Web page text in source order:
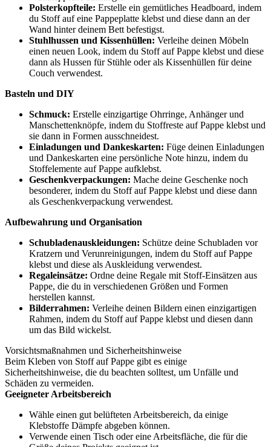
Polsterkopfteile: Erstelle ein gemütliches Headboard, indem
du Stoff auf eine Pappeplatte klebst und diese dann an der
Wand hinter deinem Bett befestigst.
Stuhlhussen und Kissenhüllen: Verleihe deinen Möbeln
einen neuen Look, indem du Stoff auf Pappe klebst und diese
dann als Hussen für Stühle oder als Kissenhüllen für deine
Couch verwendest.
Basteln und DIY
Schmuck: Erstelle einzigartige Ohrringe, Anhänger und
Manschettenknöpfe, indem du Stoffreste auf Pappe klebst und
sie dann in Formen ausschneidest.
Einladungen und Dankeskarten: Füge deinen Einladungen
und Dankeskarten eine persönliche Note hinzu, indem du
Stoffelemente auf Pappe aufklebst.
Geschenkverpackungen: Mache deine Geschenke noch
besonderer, indem du Stoff auf Pappe klebst und diese dann
als Geschenkverpackung verwendest.
Aufbewahrung und Organisation
Schubladenauskleidungen: Schütze deine Schubladen vor
Kratzern und Verunreinigungen, indem du Stoff auf Pappe
klebst und diese als Auskleidung verwendest.
Regaleinsätze: Ordne deine Regale mit Stoff-Einsätzen aus
Pappe, die du in verschiedenen Größen und Formen
herstellen kannst.
Bilderrahmen: Verleihe deinen Bildern einen einzigartigen
Rahmen, indem du Stoff auf Pappe klebst und diesen dann
um das Bild wickelst.
Vorsichtsmaßnahmen und Sicherheitshinweise
Beim Kleben von Stoff auf Pappe gibt es einige
Sicherheitshinweise, die du beachten solltest, um Unfälle und
Schäden zu vermeiden.
Geeigneter Arbeitsbereich
Wähle einen gut belüfteten Arbeitsbereich, da einige
Klebstoffe Dämpfe abgeben können.
Verwende einen Tisch oder eine Arbeitsfläche, die für die